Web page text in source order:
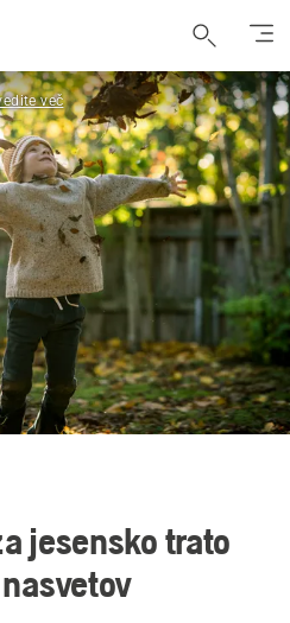
več
jesensko trato